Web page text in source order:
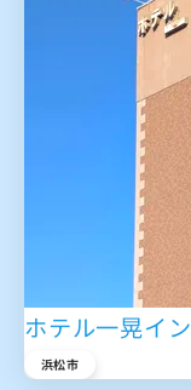
ホテル一晃イン
浜松市